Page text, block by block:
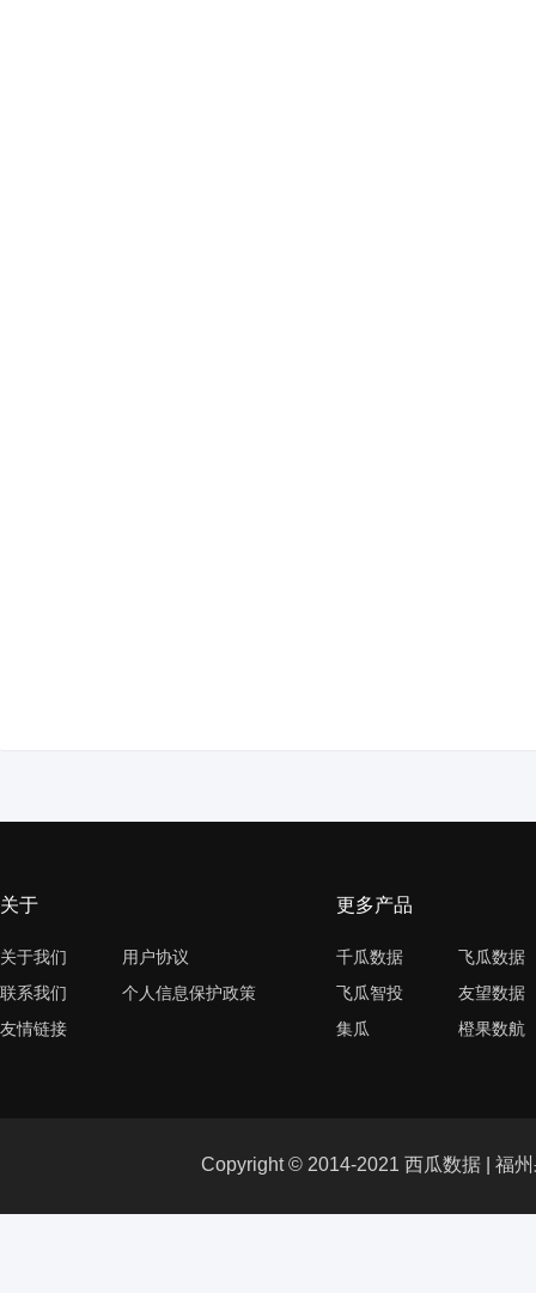
关于
关于我们
联系我们
友情链接
用户协议
个人信息保护政策
更多产品
千瓜数据
飞瓜智投
集瓜
飞瓜数据
友望数据
橙果数航
Copyright © 2014-2021 西瓜数据 | 福